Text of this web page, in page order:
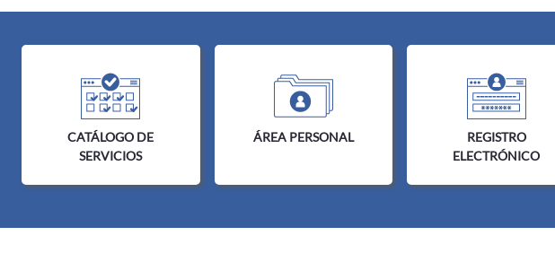
CATÁLOGO DE
SERVICIOS
ÁREA PERSONAL
REGISTRO
ELECTRÓNICO